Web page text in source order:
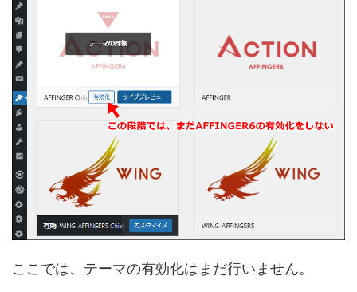
ここでは、テーマの有効化はまだ行いません。